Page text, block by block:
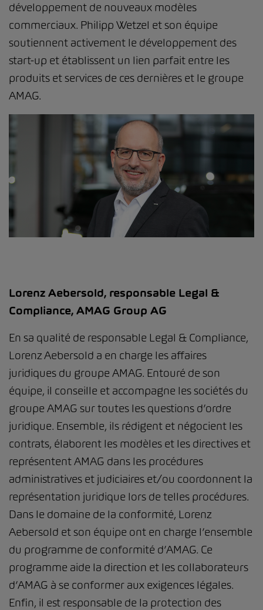
développement de nouveaux modèles
commerciaux. Philipp Wetzel et son équipe
soutiennent activement le développement des
start-up et établissent un lien parfait entre les
produits et services de ces dernières et le groupe
AMAG.
Lorenz Aebersold, responsable Legal &
Compliance, AMAG Group AG
En sa qualité de responsable Legal & Compliance,
Lorenz Aebersold a en charge les affaires
juridiques du groupe AMAG. Entouré de son
équipe, il conseille et accompagne les sociétés du
groupe AMAG sur toutes les questions d’ordre
juridique. Ensemble, ils rédigent et négocient les
contrats, élaborent les modèles et les directives et
représentent AMAG dans les procédures
administratives et judiciaires et/ou coordonnent la
représentation juridique lors de telles procédures.
Dans le domaine de la conformité, Lorenz
Aebersold et son équipe ont en charge l’ensemble
du programme de conformité d’AMAG. Ce
programme aide la direction et les collaborateurs
d’AMAG à se conformer aux exigences légales.
Enfin, il est responsable de la protection des